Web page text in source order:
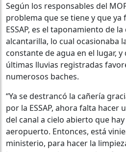
Según los responsables del
problema que se tiene y que
ESSAP, es el taponamiento de
alcantarilla, lo cual ocasionaba
constante de agua en el lugar,
últimas lluvias registradas
numerosos baches.
“Ya se destrancó la cañería
por la ESSAP, ahora falta hacer
del canal a cielo abierto que
aeropuerto. Entonces, está
ministerio, para hacer la